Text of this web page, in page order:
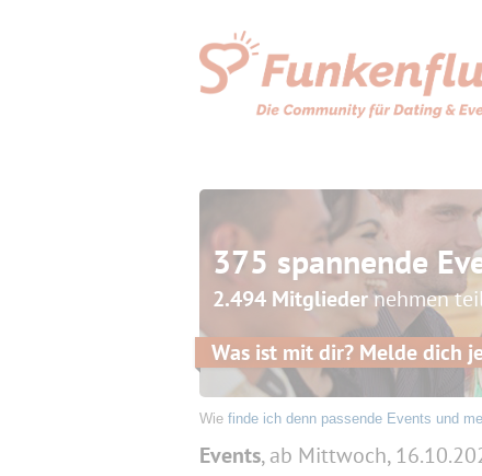
375 spannende
2.494 Mitgliedernehmen
Was ist mit dir? Melde dich
Wie finde ich denn passende Events und
Events, ab Mittwoch,